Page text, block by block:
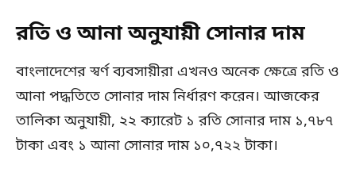
রতি ও আনা অনুযায়ী সোনার দাম
বাংলাদেশের স্বর্ণ ব্যবসায়ীরা এখনও অনেক ক্ষেত্রে রতি ও
আনা পদ্ধতিতে সোনার দাম নির্ধারণ করেন। আজকের
তালিকা অনুযায়ী, ২২ ক্যারেট ১ রতি সোনার দাম ১,৭৮৭
টাকা এবং ১ আনা সোনার দাম ১০,৭২২ টাকা।